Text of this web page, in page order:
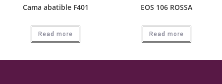
Cama abatible F401
Read more
EOS 106 ROSSA
Read more